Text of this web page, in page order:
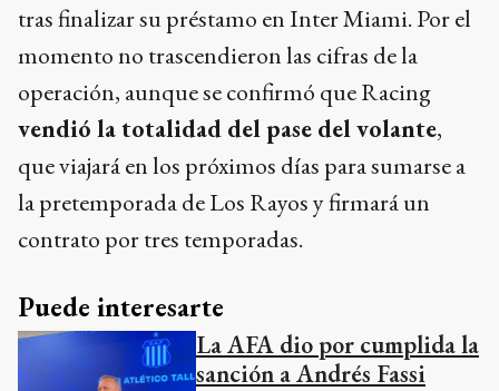
tras finalizar su préstamo en Inter Miami. Por el
momento no trascendieron las cifras de la
operación, aunque se confirmó que Racing
vendió la totalidad del pase del volante,
que viajará en los próximos días para sumarse a
la pretemporada de Los Rayos y firmará un
contrato por tres temporadas.
Puede interesarte
La AFA dio por cumplida la
sanción a Andrés Fassi